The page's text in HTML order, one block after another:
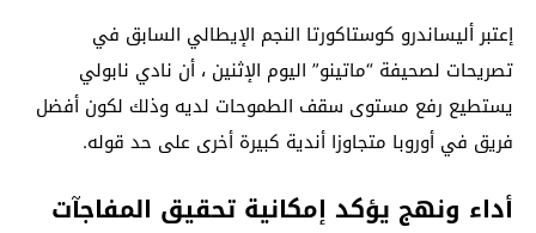
إعتبر أليساندرو كوستاكورتا النجم الإيطالي السابق في
تصريحات لصحيفة “ماتينو” اليوم الإثنين ، أن نادي نابولي
يستطيع رفع مستوى سقف الطموحات لديه وذلك لكون أفضل
فريق في أوروبا متجاوزا أندية كبيرة أخرى على حد قوله.
أداء ونهج يؤكد إمكانية تحقيق المفاجآت